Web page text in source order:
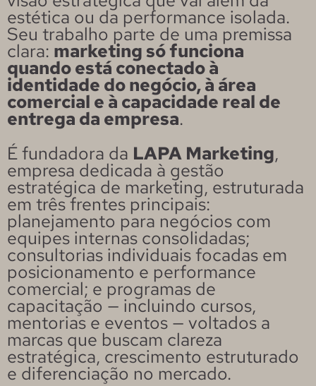
estética ou da performance isolada.
Seu trabalho parte de uma premissa
clara: marketing só funciona
quando está conectado à
identidade do negócio, à área
comercial e à capacidade real de
entrega da empresa.
É fundadora da LAPA Marketing,
empresa dedicada à gestão
estratégica de marketing, estruturada
em três frentes principais:
planejamento para negócios com
equipes internas consolidadas;
consultorias individuais focadas em
posicionamento e performance
comercial; e programas de
capacitação — incluindo cursos,
mentorias e eventos — voltados a
marcas que buscam clareza
estratégica, crescimento estruturado
e diferenciação no mercado.